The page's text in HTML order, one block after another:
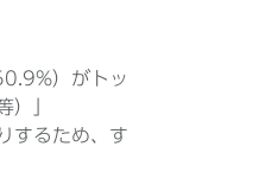
）がトッ
）」
するため、す